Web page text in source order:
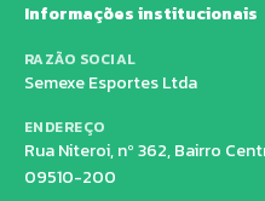
Informações institucionais
RAZÃO SOCIAL
Semexe Esportes Ltda
ENDEREÇO
Rua Niteroi, nº 362, Bairro
09510-200